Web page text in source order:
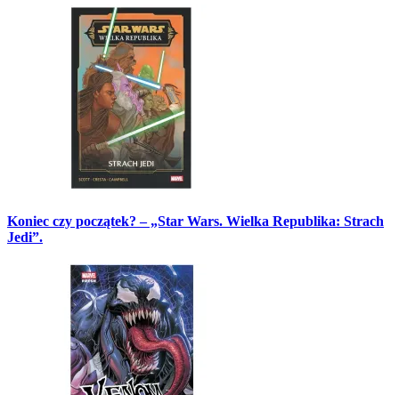
Koniec czy początek? – „Star Wars. Wielka Republika: Strach
Jedi”.